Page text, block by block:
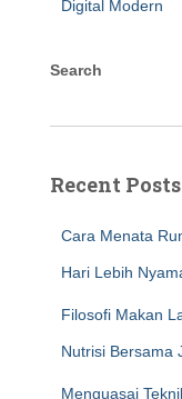
Digital Modern
Search
Recent Posts
Cara Menata
Hari Lebih
Filosofi Makan
Nutrisi Bersama
Menguasai